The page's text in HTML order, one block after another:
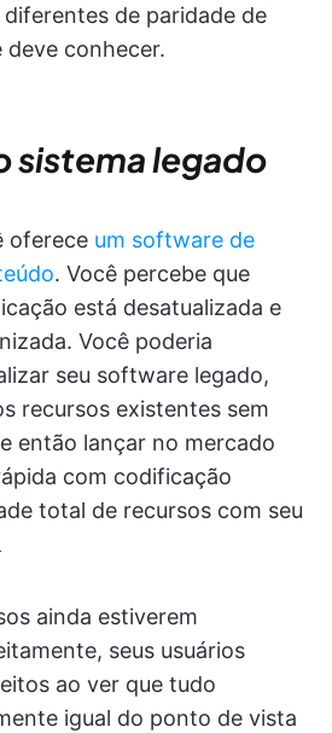
de paridade de
deve conhecer.
sistema legado
oferece um software de
. Você percebe que
está desatualizada e
Você poderia
seu software legado,
recursos existentes sem
então lançar no mercado
com codificação
total de recursos com seu
ainda estiverem
seus usuários
ao ver que tudo
igual do ponto de vista